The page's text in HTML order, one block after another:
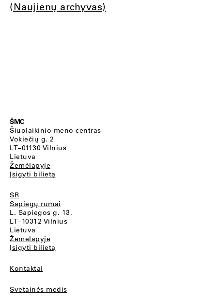
(Naujienų archyvas)
ŠMC
Šiuolaikinio meno centras
Vokiečių g. 2
LT–01130 Vilnius
Lietuva
Žemėlapyje
Įsigyti bilietą
SR
Sapiegų rūmai
L. Sapiegos g. 13,
LT–10312 Vilnius
Lietuva
Žemėlapyje
Įsigyti bilietą
Kontaktai
Svetainės medis